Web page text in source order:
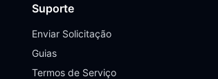
Suporte
Enviar Solicitação
Guias
Termos de Serviço